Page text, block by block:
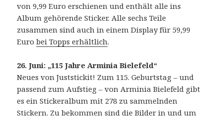
von 9,99 Euro erschienen und enthält alle ins
Album gehörende Sticker. Alle sechs Teile
zusammen sind auch in einem Display für 59,99
Eurobei Topps erhältlich.
26. Juni: „115 Jahre Arminia Bielefeld“
Neues von Juststickit! Zum 115. Geburtstag – und
passend zum Aufstieg – von Arminia Bielefeld gibt
es ein Stickeralbum mit 278 zu sammelnden
Stickern. Zu bekommen sind die Bilder in und um